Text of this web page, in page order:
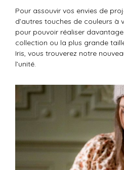
Pour assouvir vos envies de
d’autres touches de couleurs à
pour pouvoir réaliser
collection ou la plus grande
Iris, vous trouverez notre
l’unité.